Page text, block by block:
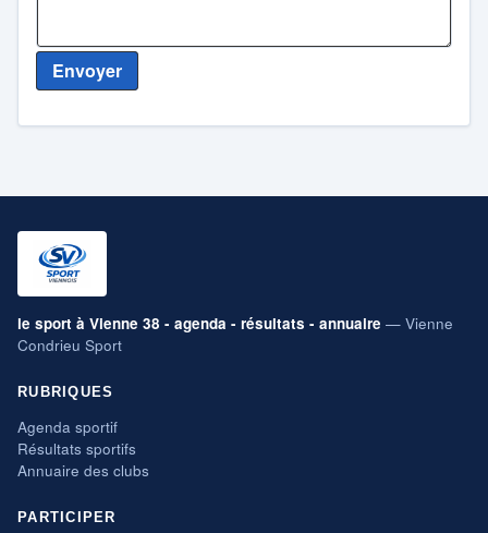
Envoyer
le sport à Vienne 38 - agenda - résultats - annuaire — Vienne
Condrieu Sport
RUBRIQUES
Agenda sportif
Résultats sportifs
Annuaire des clubs
PARTICIPER